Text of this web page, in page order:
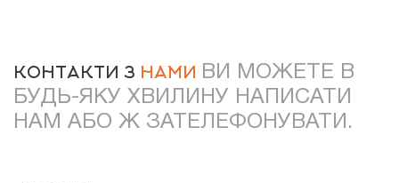
КОНТАКТИ З НАМИ ВИ МОЖЕТЕ В
БУДЬ-ЯКУ ХВИЛИНУ НАПИСАТИ
НАМ АБО Ж ЗАТЕЛЕФОНУВАТИ.